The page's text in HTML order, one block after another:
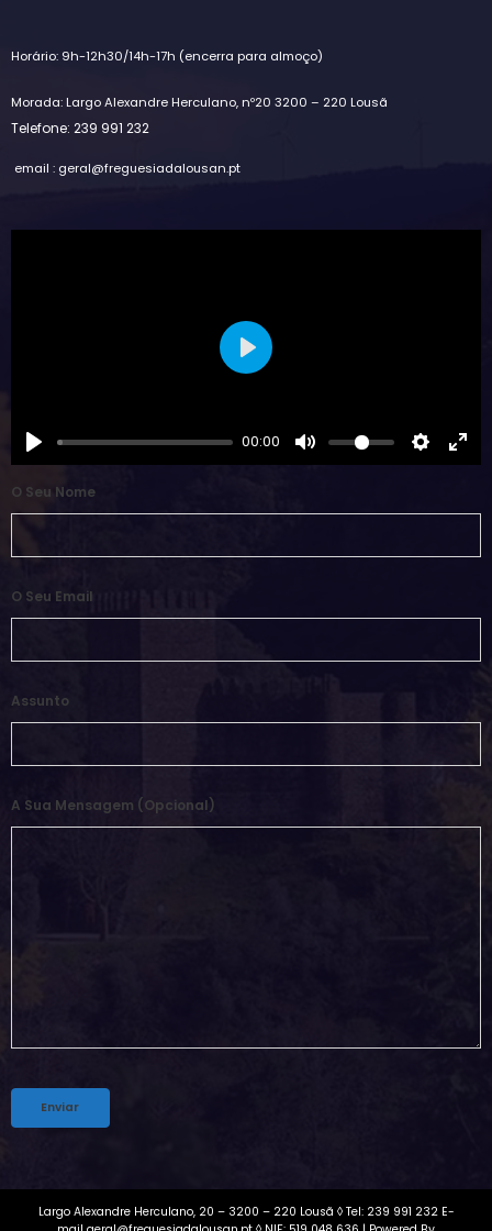
Horário: 9h-12h30/14h-17h (encerra para almoço)
Morada: Largo Alexandre Herculano, nº20 3200 – 220 Lousã
Telefone: 239 991 232
email : geral@freguesiadalousan.pt
00:00
Play
O Seu Nome
O Seu Email
Assunto
A Sua Mensagem (opcional)
Largo Alexandre Herculano, 20 – 3200 – 220 Lousã ◊ Tel: 239 991 232 E-